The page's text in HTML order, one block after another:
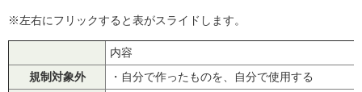
※左右にフリックすると表がスライドします。
内容
規制対象外
・自分で作ったものを、自分で使用する